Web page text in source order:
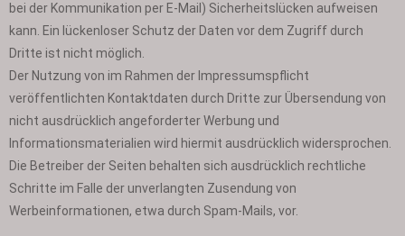
bei der Kommunikation per E-Mail) Sicherheitslücken aufweisen
kann. Ein lückenloser Schutz der Daten vor dem Zugriff durch
Dritte ist nicht möglich.
Der Nutzung von im Rahmen der Impressumspflicht
veröffentlichten Kontaktdaten durch Dritte zur Übersendung von
nicht ausdrücklich angeforderter Werbung und
Informationsmaterialien wird hiermit ausdrücklich widersprochen.
Die Betreiber der Seiten behalten sich ausdrücklich rechtliche
Schritte im Falle der unverlangten Zusendung von
Werbeinformationen, etwa durch Spam-Mails, vor.